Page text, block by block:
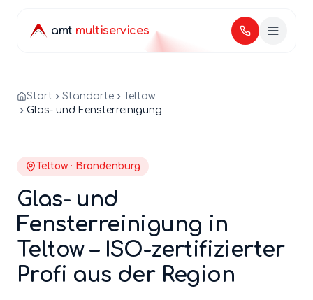
amt multiservices
Start Standorte
Teltow
Glas- und Fensterreinigung
Teltow · Brandenburg
Glas- und
Fensterreinigung in
Teltow– ISO-zertifizierter
Profi aus der Region